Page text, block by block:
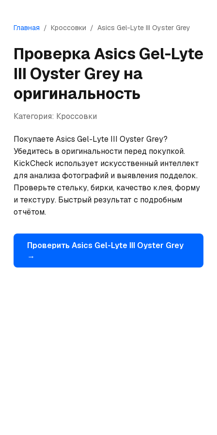
Главная / Кроссовки / Asics Gel-Lyte III Oyster Grey
ПроверкаAsics Gel-Lyte
III Oyster Grey на
оригинальность
Категория: Кроссовки
Покупаете Asics Gel-Lyte III Oyster Grey?
Убедитесь в оригинальности перед покупкой.
KickCheck использует искусственный интеллект
для анализа фотографий и выявления подделок.
Проверьте стельку, бирки, качество клея, форму
и текстуру. Быстрый результат с подробным
отчётом.
Проверить Asics Gel-Lyte III Oyster Grey
→